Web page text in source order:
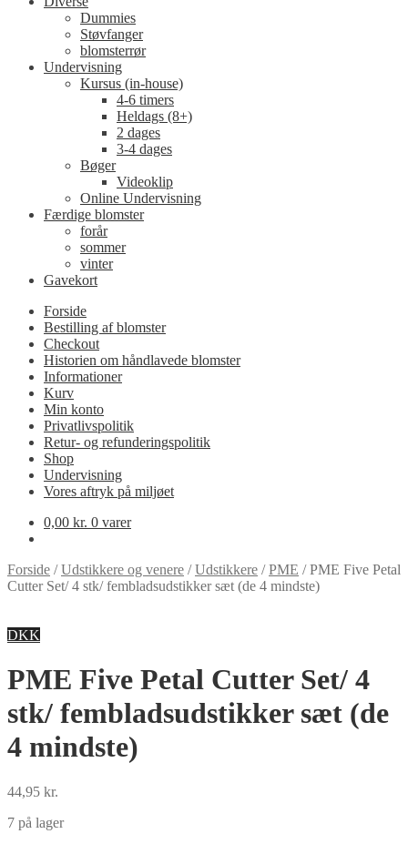
Dummies
Støvfanger
blomsterrør
Undervisning
Kursus (in-house)
4-6 timers
Heldags (8+)
2 dages
3-4 dages
Bøger
Videoklip
Online Undervisning
Færdige blomster
forår
sommer
vinter
Gavekort
Forside
Bestilling af blomster
Checkout
Historien om håndlavede blomster
Informationer
Kurv
Min konto
Privatlivspolitik
Retur- og refunderingspolitik
Shop
Undervisning
Vores aftryk på miljøet
0,00 kr. 0 varer
Forside /Udstikkere og venere /Udstikkere /PME /PME Five Petal
Cutter Set/ 4 stk/ fembladsudstikker sæt (de 4 mindste)
DKK
PME Five Petal Cutter Set/ 4
stk/ fembladsudstikker sæt (de
4 mindste)
44,95 kr.
7 på lager